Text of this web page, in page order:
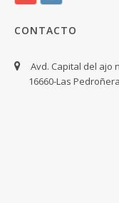
CONTACTO
Avd. Capital del ajo
16660-Las